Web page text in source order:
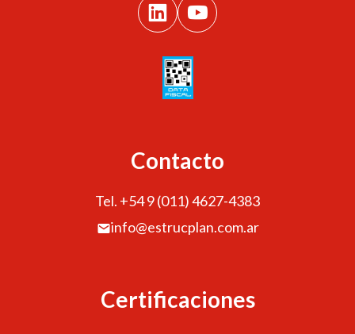
Contacto
Tel. +54 9 (011) 4627-4383
info@estrucplan.com.ar
Certificaciones